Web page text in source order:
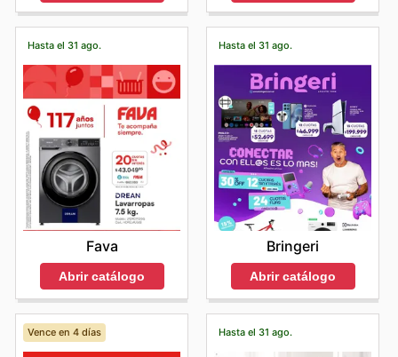
Hasta el 31 ago.
Fava
Abrir catálogo
Hasta el 31 ago.
Bringeri
Abrir catálogo
Vence en 4 días Hasta el 31 ago.